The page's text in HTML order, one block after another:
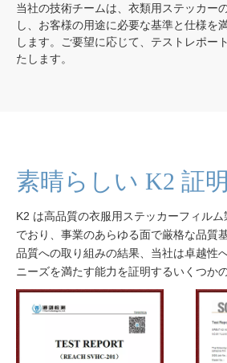
当社の技術チームは、衣類用ステッカー
し、お客様の用途に必要な基準と仕様を
します。ご要望に応じて、テストレポー
たします。
素晴らしい K2 証
K2 は高品質の衣服用ステッカーフィル
でおり、事業のあらゆる面で厳格な品質
品質への取り組みの結果、当社は卓越性
ニーズを満たす能力を証明するいくつか